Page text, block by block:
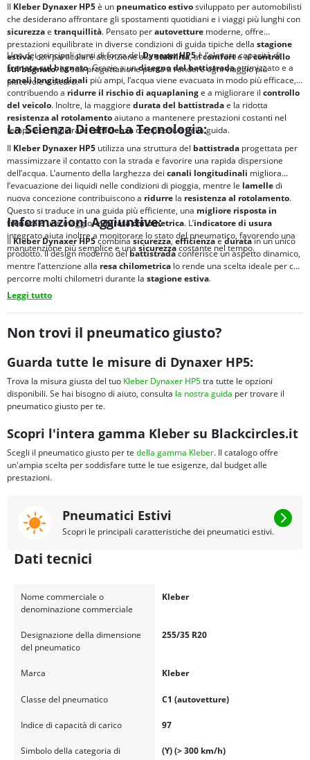
Il Kleber Dynaxer HP5è un pneumatico estivosviluppato per automobilisti
che desiderano affrontare gli spostamenti quotidiani e i viaggi più lunghi con
sicurezzae tranquillità. Pensato perautovetture moderne, offre
prestazioni equilibrate in diverse condizioni di guida tipiche della stagione
estiva, con particolare attenzione allastabilità, alcomforte alcontrollo
sul bagnato. La sua progettazione punta a rendere ogni viaggio più
piacevole e sicuro.
Uno dei principali punti di forza delDynaxer HP5è l’elevata capacità di
frenata sul bagnato. Grazie a undisegno del battistradaottimizzato e a
canali longitudinali più ampi, l’acqua viene evacuata in modo più efficace,
contribuendo a ridurre il rischio di aquaplaninge a migliorare il controllo
del veicolo. Inoltre, la maggiore durata del battistradae la ridotta
resistenza al rotolamentoaiutano a mantenere prestazioni costanti nel
tempo e a migliorare l’efficienzacomplessiva della guida.
La Scienza Dietro La Tecnologia:
Il Kleber Dynaxer HP5 utilizza una struttura del battistrada progettata per
massimizzare il contatto con la strada e favorire una rapida dispersione
dell’acqua. L’aumento della larghezza dei canali longitudinali migliora
l’evacuazione dei liquidi nelle condizioni di pioggia, mentre le lamelledi
nuova concezione contribuiscono a ridurre la resistenza al rotolamento.
Questo si traduce in una guida più efficiente, una migliore risposta in
frenatae una maggioredurata chilometrica. L’indicatore di usura
integrato aiuta inoltre a monitorare lo stato del pneumatico, favorendo una
manutenzione più semplice e unasicurezzacostante nel tempo.
Informazioni Aggiuntive:
IlKleber Dynaxer HP5combinasicurezza,efficienzaeduratain un unico
prodotto. Il design moderno delbattistradaconferisce un aspetto dinamico,
mentre l’attenzione alla resa chilometrica lo rende una scelta ideale per chi
percorre molti chilometri durante la stagione estiva.
Leggi tutto
Non trovi il pneumatico giusto?
Guarda tutte le misure di Dynaxer HP5:
Trova la misura giusta del tuo Kleber Dynaxer HP5tra tutte le opzioni
disponibili. Se hai bisogno di aiuto, consulta la nostra guida per trovare il
pneumatico giusto per te.
Scopri l'intera gamma Kleber su Blackcircles.it
Scegli il pneumatico giusto per te della gamma Kleber. Il catalogo offre
un'ampia scelta per soddisfare tutte le tue esigenze, dal budget alle
prestazioni.
Pneumatici Estivi
Scopri le principali caratteristiche dei pneumatici estivi.
Dati tecnici
Nome commerciale o
denominazione commerciale
Kleber
Designazione della dimensione
del pneumatico
255/35 R20
Marca Kleber
Classe del pneumatico C1 (autovetture)
Indice di capacità di carico 97
Simbolo della categoria di
(Y) (> 300 km/h)